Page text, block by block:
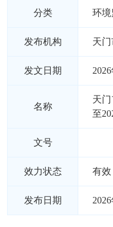
分类 环境
发布机构 天
发文日期
名称
天
至
文号
效力状态 有效
发布日期